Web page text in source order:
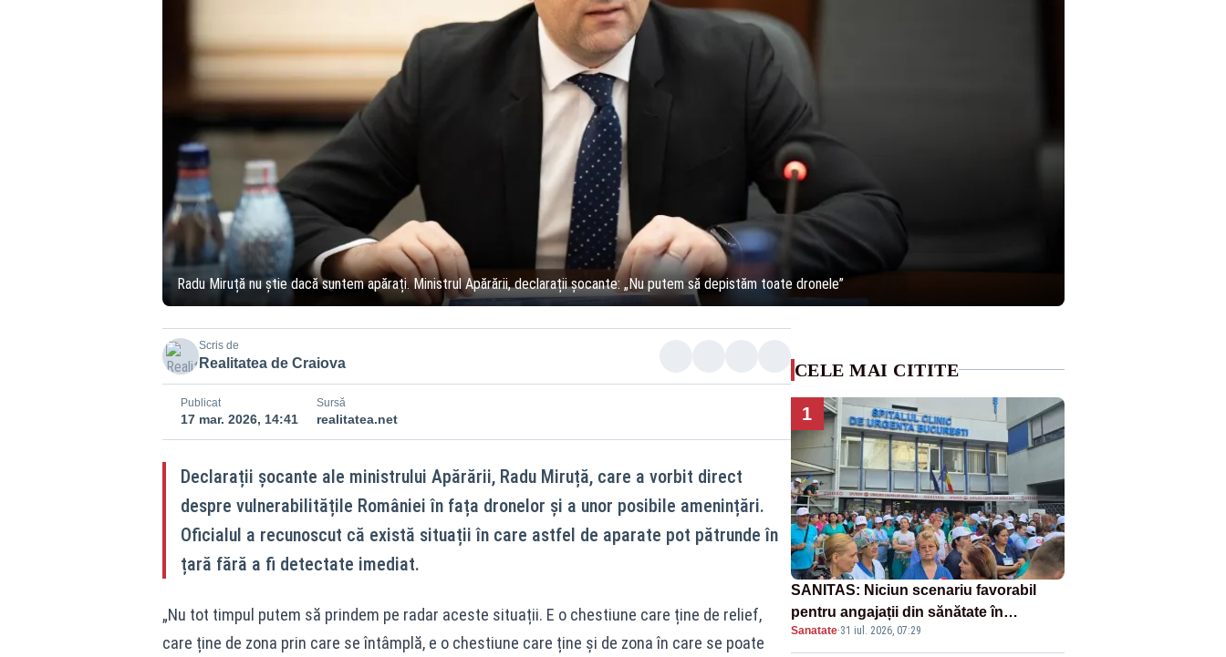
Radu Miruță nu știe dacă suntem apărați. Ministrul Apărării, declarații șocante: „Nu putem să depistăm toate dronele”
Scris de
Realitatea de Craiova
Publicat
17 mar. 2026, 14:41
Sursă
realitatea.net
Declarații șocante ale ministrului Apărării, Radu Miruță, care a vorbit direct
despre vulnerabilitățile României în fața dronelor și a unor posibile amenințări.
Oficialul a recunoscut că există situații în care astfel de aparate pot pătrunde în
țară fără a fi detectate imediat.
„Nu tot timpul putem să prindem pe radar aceste situații. E o chestiune care ține de relief,
care ține de zona prin care se întâmplă, e o chestiune care ține și de zona în care se poate
CELE MAI CITITE
1
SANITAS: Niciun scenariu favorabil
pentru angajații din sănătate în
proiectul Legii salarizării
Sanatate·31 iul. 2026, 07:29